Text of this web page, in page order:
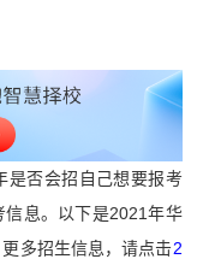
是否会招自己想要报考
息。以下是2021年华
多招生信息，请点击2